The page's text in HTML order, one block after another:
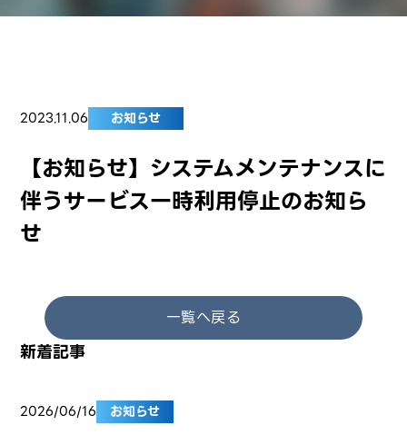
2023.11.06 お知らせ
【お知らせ】システムメンテナンスに
伴うサービス一時利用停止のお知ら
せ
一覧へ戻る
新着記事
2026/06/16 お知らせ